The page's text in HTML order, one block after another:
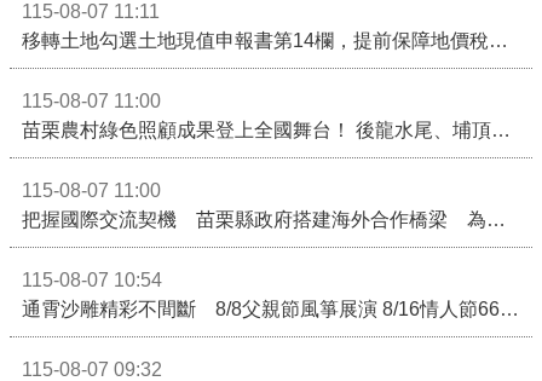
115-08-07 11:11
移轉土地勾選土地現值申報書第14欄，提前保障地價稅節稅權益
115-08-07 11:00
苗栗農村綠色照顧成果登上全國舞台！ 後龍水尾、埔頂社區前進2026高齡健康產業博覽會
115-08-07 11:00
把握國際交流契機 苗栗縣政府搭建海外合作橋梁 為在地產業爭取更多國際市場機會
115-08-07 10:54
通霄沙雕精彩不間斷 8/8父親節風箏展演 8/16情人節66對浪漫挑戰送好禮
115-08-07 09:32